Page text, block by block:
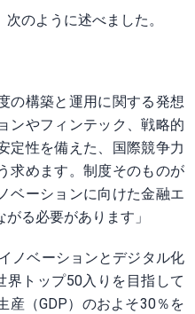
のように述べました。
の構築と運用に関する発想
ンやフィンテック、戦略的
定性を備えた、国際競争力
求めます。制度そのものが
ベーションに向けた金融エ
る必要があります」
ノベーションとデジタル化
界トップ50入りを目指して
産（GDP）のおよそ30％を